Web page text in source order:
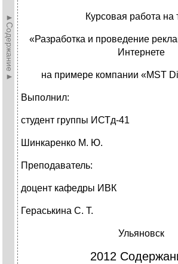
►Содержание► Курсовая работа на
«Разработка и проведение
Интернете
на примере компании «MST
Выполнил:
студент группы ИСТд-41
Шинкаренко М. Ю.
Преподаватель:
доцент кафедры ИВК
Гераськина С. Т.
Ульяновск
2012